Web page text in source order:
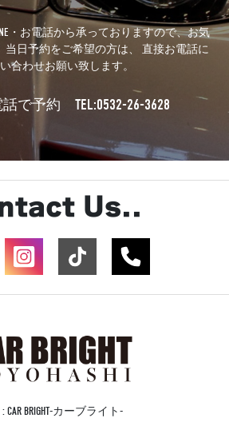
・お電話から承っておりますので、お気
当日予約をご希望の方は、 直接お電話に
合わせお願い致します。
話で予約 TEL:0532-26-3628
Us..
CAR BRIGHT-カーブライト-